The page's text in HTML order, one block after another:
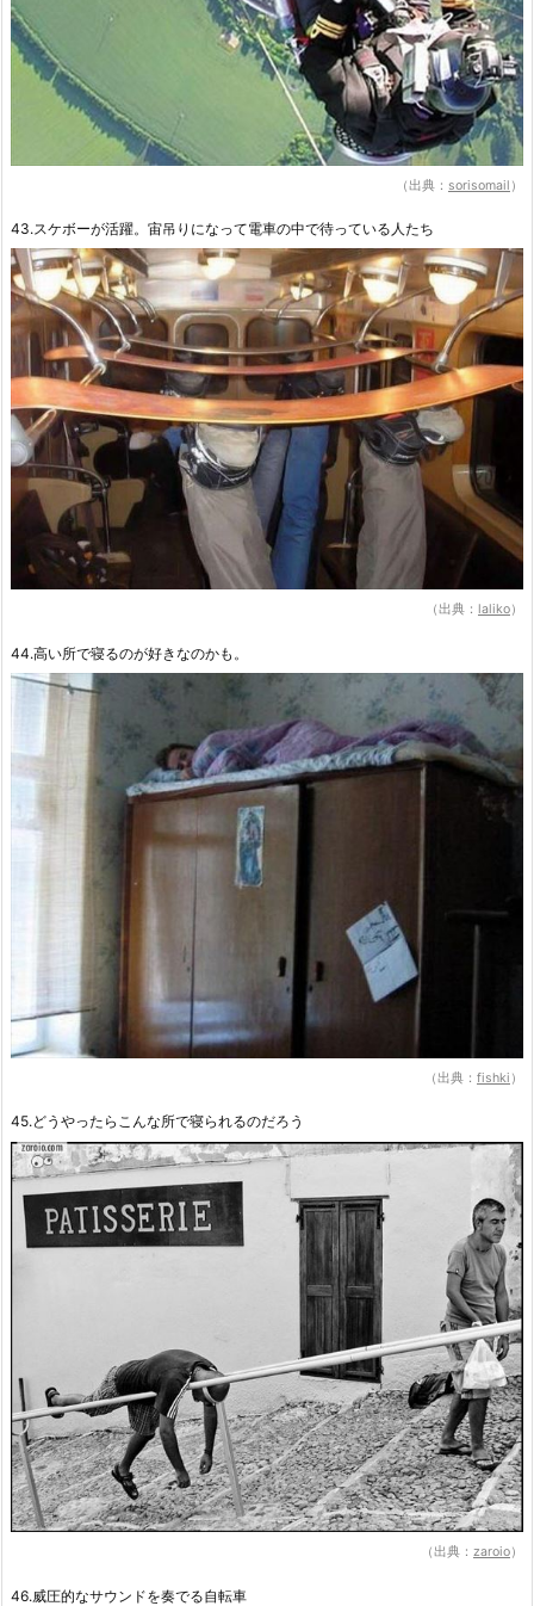
（出典： sorisomail ）
43.スケボーが活躍。宙吊りになって電車の中で待っている人たち
（出典： laliko）
44.高い所で寝るのが好きなのかも。
（出典： fishki ）
45.どうやったらこんな所で寝られるのだろう
（出典： zaroio）
46.威圧的なサウンドを奏でる自転車